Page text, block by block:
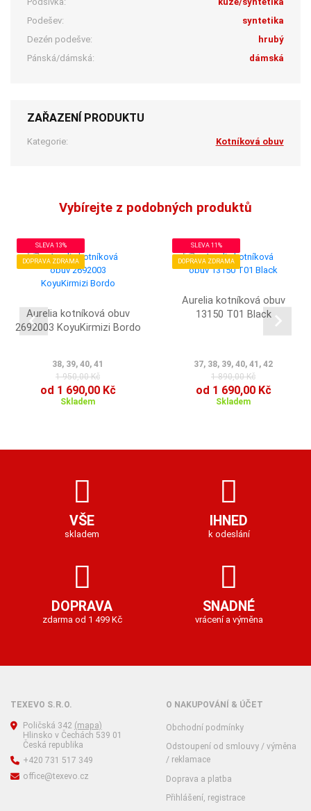
Podešev:
syntetika
Dezén podešve:
hrubý
Pánská/dámská:
dámská
ZAŘAZENÍ PRODUKTU
Kategorie: Kotníková obuv
Vybírejte z podobných produktů
SLEVA 13%
DOPRAVA ZDRAMA
Aurelia kotníková obuv
2692003 KoyuKirmizi Bordo
38, 39, 40, 41
1 950,00 Kč
od 1 690,00 Kč
Skladem
SLEVA 11%
DOPRAVA ZDRAMA
Aurelia kotníková obuv
13150 T01 Black
37, 38, 39, 40, 41, 42
1 890,00 Kč
od 1 690,00 Kč
Skladem
VŠE
skladem
IHNED
k odeslání
DOPRAVA
zdarma od 1 499 Kč
SNADNÉ
vrácení a výměna
TEXEVO S.R.O.
Poličská 342 (mapa)
Hlinsko v Čechách 539 01
Česká republika
+420 731 517 349
office@texevo.cz
O NAKUPOVÁNÍ & ÚČET
Obchodní podmínky
Odstoupení od smlouvy / výměna
/ reklamace
Doprava a platba
Přihlášení, registrace